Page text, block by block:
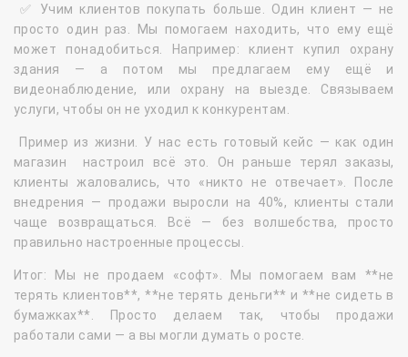
✅ Учим клиентов покупать больше. Один клиент — не
просто один раз. Мы помогаем находить, что ему ещё
может понадобиться. Например: клиент купил охрану
здания — а потом мы предлагаем ему ещё и
видеонаблюдение, или охрану на выезде. Связываем
услуги, чтобы он не уходил к конкурентам.
Пример из жизни. У нас есть готовый кейс — как один
магазин настроил всё это. Он раньше терял заказы,
клиенты жаловались, что «никто не отвечает». После
внедрения — продажи выросли на 40%, клиенты стали
чаще возвращаться. Всё — без волшебства, просто
правильно настроенные процессы.
Итог: Мы не продаем «софт». Мы помогаем вам **не
терять клиентов**, **не терять деньги** и **не сидеть в
бумажках**. Просто делаем так, чтобы продажи
работали сами — а вы могли думать о росте.